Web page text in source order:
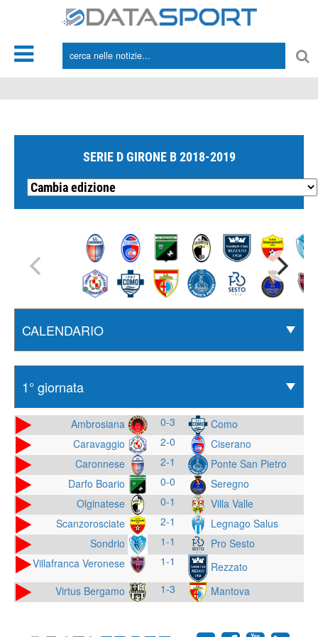
SERIE D GIRONE B 2018-2019
Ambrosiana 0-3
Como
Caravaggio
2-0
Ciserano
Caronnese
2-1
Ponte San Pietro
Darfo Boario
0-0
Seregno
Olginatese
0-1
Villa Valle
Scanzorosciate
2-1
Legnago Salus
Sondrio
1-1
Pro Sesto
Villafranca Veronese
1-1
Rezzato
Virtus Bergamo
1-3 Mantova